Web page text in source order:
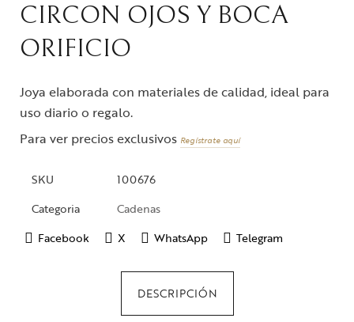
CIRCON OJOS Y BOCA
ORIFICIO
Joya elaborada con materiales de calidad, ideal para
uso diario o regalo.
Para ver precios exclusivos Regístrate aquí
SKU
100676
Categoria
Cadenas
Facebook
X WhatsApp Telegram
DESCRIPCIÓN